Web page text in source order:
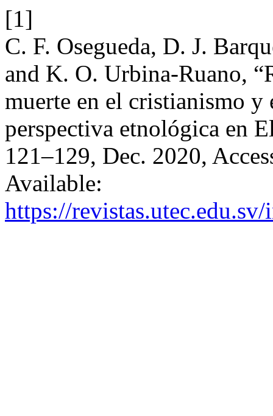
[1]
C. F. Osegueda, D. J.
and K. O. Urbina-Ruano,
muerte en el cristianismo y
perspectiva etnológica en
121–129, Dec. 2020,
Available:
https://